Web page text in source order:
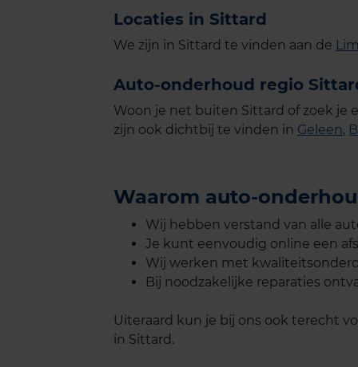
Locaties in Sittard
We zijn in Sittard te vinden aan de
Auto-onderhoud regio
Woon je net buiten Sittard of zoek je
zijn ook dichtbij te vinden in Geleen,
Waarom auto-
Wij hebben verstand van alle
Je kunt eenvoudig online een
Wij werken met
Bij noodzakelijke reparaties
Uiteraard kun je bij ons ook terecht
in Sittard.